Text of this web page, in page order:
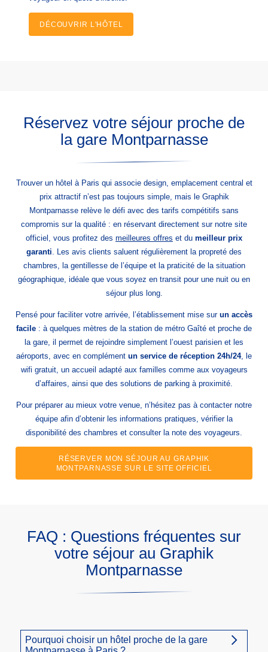
DÉCOUVRIR L'HÔTEL
Réservez votre séjour proche de
la gare Montparnasse
Trouver un hôtel à Paris qui associe design, emplacement central et
prix attractif n’est pas toujours simple, mais le Graphik
Montparnasse relève le défi avec des tarifs compétitifs sans
compromis sur la qualité : en réservant directement sur notre site
officiel, vous profitez des meilleures offres et du meilleur prix
garanti . Les avis clients saluent régulièrement la propreté des
chambres, la gentillesse de l’équipe et la praticité de la situation
géographique, idéale que vous soyez en transit pour une nuit ou en
séjour plus long.
Pensé pour faciliter votre arrivée, l’établissement mise sur un accès
facile : à quelques mètres de la station de métro Gaîté et proche de
la gare, il permet de rejoindre simplement l’ouest parisien et les
aéroports, avec en complément un service de réception 24h/24, le
wifi gratuit, un accueil adapté aux familles comme aux voyageurs
d’affaires, ainsi que des solutions de parking à proximité.
Pour préparer au mieux votre venue, n’hésitez pas à contacter notre
équipe afin d’obtenir les informations pratiques, vérifier la
disponibilité des chambres et consulter la note des voyageurs.
RÉSERVER MON SÉJOUR AU GRAPHIK
MONTPARNASSE SUR LE SITE OFFICIEL
FAQ : Questions fréquentes sur
votre séjour au Graphik
Montparnasse
Pourquoi choisir un hôtel proche de la gare